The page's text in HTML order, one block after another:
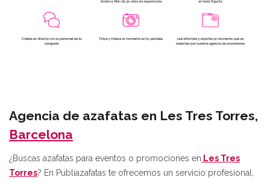
Agencia de azafatas en Les Tres Torres,
Barcelona
¿Buscas azafatas para eventos o promociones en Les Tres
Torres? En Publiazafatas te ofrecemos un servicio profesional,